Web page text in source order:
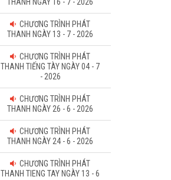
CHƯƠNG TRÌNH PHÁT
THANH NGÀY 13 - 7 - 2026
CHƯƠNG TRÌNH PHÁT
THANH TIẾNG TÀY NGÀY 04 - 7
- 2026
CHƯƠNG TRÌNH PHÁT
THANH NGÀY 26 - 6 - 2026
CHƯƠNG TRÌNH PHÁT
THANH NGÀY 24 - 6 - 2026
CHƯƠNG TRÌNH PHÁT
THANH TIENG TAY NGÀY 13 - 6